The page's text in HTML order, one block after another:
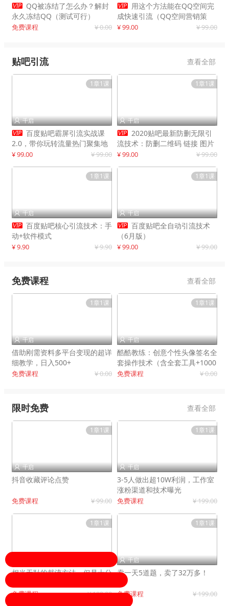
 QQ被冻结了怎么办？解封
永久冻结QQ（测试可行）
免费课程 ¥ 0.00
 用这个方法能在QQ空间完
成快速引流（QQ空间营销策
略）
¥ 99.00 ¥ 99.00
贴吧引流 查看全部
1章1课
 千启
 百度贴吧霸屏引流实战课
2.0，带你玩转流量热门聚集地
¥ 99.00 ¥ 99.00
1章1课
 千启
 2020贴吧最新防删无限引
流技术：防删二维码 链接 图片
制作
¥ 99.00 ¥ 99.00
1章1课
 千启
 百度贴吧核心引流技术：手
动+软件模式
¥ 9.90 ¥ 9.90
1章1课
 千启
 百度贴吧全自动引流技术
（6月版）
¥ 99.00 ¥ 99.00
免费课程 查看全部
1章1课
 千启
借助刚需资料多平台变现的超详
细教学，日入500+
免费课程 ¥ 0.00
1章1课
 千启
酷酷教练：创意个性头像签名全
套操作技术（含全套工具+1000
套模板）
免费课程 ¥ 0.00
限时免费 查看全部
1章1课
 千启
抖音收藏评论点赞
免费课程 ¥ 99.00
1章1课
 千启
3-5人做出超10W利润，工作室
涨粉渠道和技术曝光
免费课程 ¥ 199.00
1章1课
相当无耻的截流方法，但是十分
免费课程 ¥ 199.00
1章1课
 千启
卖一天5道题，卖了32万多！
免费课程 ¥ 199.00